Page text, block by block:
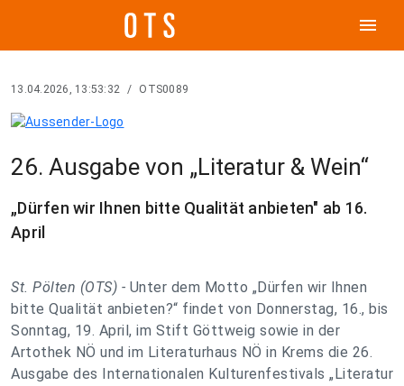
menu
13.04.2026, 13:53:32 / OTS0089
26. Ausgabe von „Literatur & Wein“
„Dürfen wir Ihnen bitte Qualität anbieten" ab 16.
April
St. Pölten (OTS) - Unter dem Motto „Dürfen wir Ihnen
bitte Qualität anbieten?“ findet von Donnerstag, 16., bis
Sonntag, 19. April, im Stift Göttweig sowie in der
Artothek NÖ und im Literaturhaus NÖ in Krems die 26.
Ausgabe des Internationalen Kulturenfestivals „Literatur